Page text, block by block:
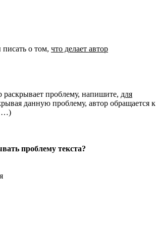
писать о том, что делает автор
раскрывает проблему, напишите, для
данную проблему, автор обращается к
…)
проблему текста?